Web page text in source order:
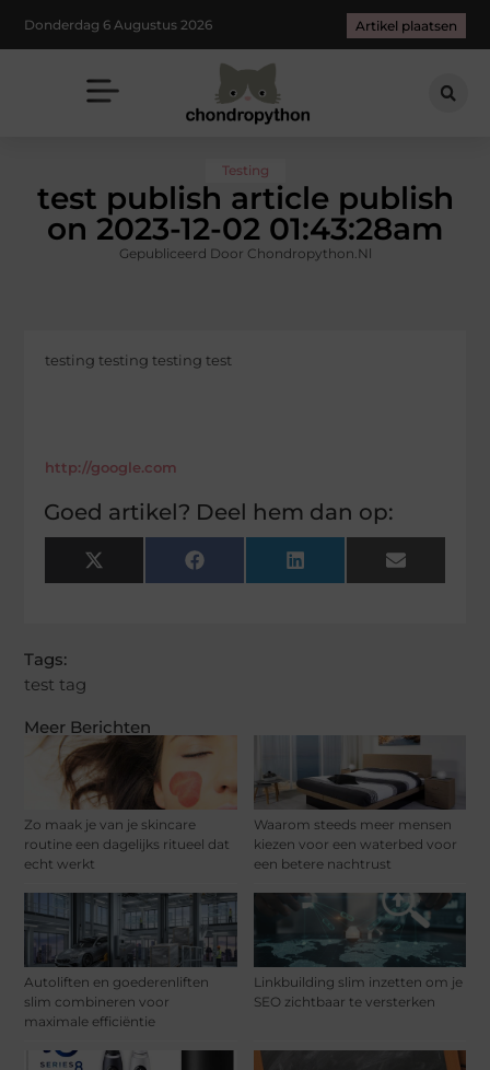
Donderdag 6 Augustus 2026 Artikel plaatsen
Testing
test publish article publish
on 2023-12-02 01:43:28am
Gepubliceerd Door Chondropython.nl
Meer Berichten
Zo maak je van je skincare
routine een dagelijks ritueel dat
echt werkt
Waarom steeds meer mensen
kiezen voor een waterbed voor
een betere nachtrust
Autoliften en goederenliften
slim combineren voor
maximale efficiëntie
Linkbuilding slim inzetten om je
SEO zichtbaar te versterken
testing testing testing test
http://google.com
Goed artikel? Deel hem dan op:
X
(Twitter)
Facebook LinkedIn Email
Tags:
test tag